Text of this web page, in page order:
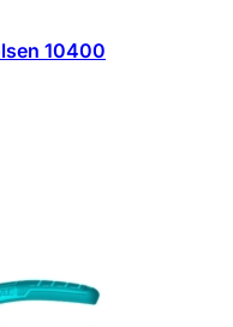
10400